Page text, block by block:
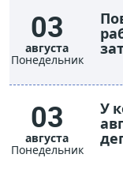
03
августа
Понедельник
03
августа
Понедельник
У